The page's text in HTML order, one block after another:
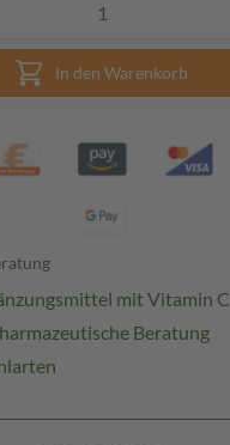
In den Warenkorb
mit Vitamin C
Beratung